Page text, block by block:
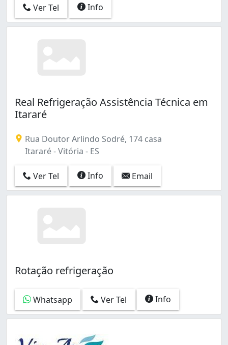
São José (1)
Universitário (1)
Ver Tel Info
Real Refrigeração Assistência Técnica em
Itararé
Rua Doutor Arlindo Sodré, 174 casa
Itararé - Vitória - ES
Ver Tel Info Email
Rotação refrigeração
Whatsapp Ver Tel Info